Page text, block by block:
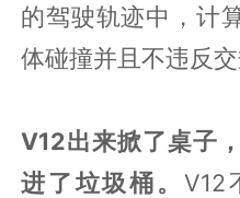
的驾驶轨迹中，计
体碰撞并且不违反交
V12出来掀了桌子
进了垃圾桶。 V12